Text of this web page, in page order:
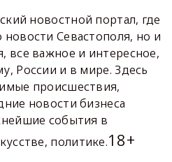
новостной портал, где
Севастополя, но и
все важное и интересное,
России и в мире. Здесь
происшествия,
новости бизнеса
события в
политике.18+